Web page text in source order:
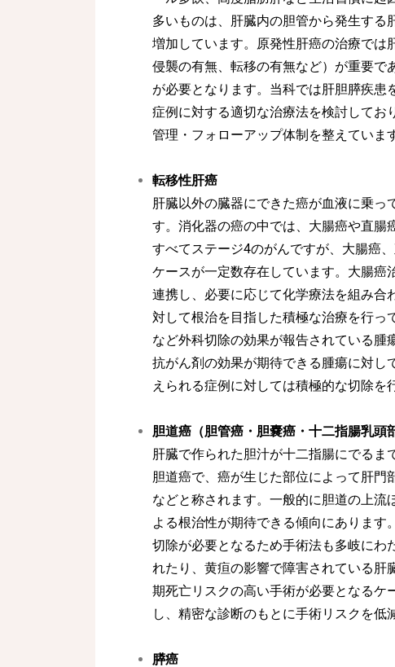
多いものは、肝臓内の胆管から発生す
増加しています。原発性肝癌の治療では
侵襲の有無、転移の有無など）が重要で
が必要となります。当科では肝胆膵疾
症例に対する適切な治療法を検討してお
管理・フォローアップ体制を整えていま
転移性肝癌
肝臓以外の臓器にできた癌が血液に乗っ
す。消化器の癌の中では、大腸癌や直腸
すべてステージ4のがんですが、大腸癌
ケースが一定数存在しています。大腸癌
連携し、必要に応じて化学療法を組み合
対して根治を目指した積極な治療を行っ
など外科切除の効果が報告されている腫
抗がん剤の効果が期待できる腫瘍に対し
えられる症例に対しては積極的な切除を
胆道癌（胆管癌・胆嚢癌・十二指腸乳頭
肝臓で作られた胆汁が十二指腸にでる
胆道癌で、癌が生じた部位によって肝
などと称されます。一般的に胆道の上
よる根治性が期待できる傾向にありま
切除が必要となるため手術法も多岐にわ
れたり、黄疸の影響で障害されている肝
期死亡リスクの高い手術が必要となるケ
し、精密な診断のもとに手術リスクを低
膵癌